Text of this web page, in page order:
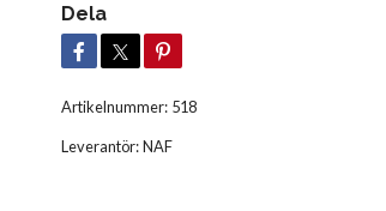
Dela
Artikelnummer: 518
Leverantör:NAF